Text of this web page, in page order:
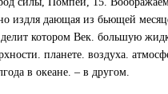
дающая из бьющей
котором Век. большую
планете. воздуха.
в океане. – в другом.